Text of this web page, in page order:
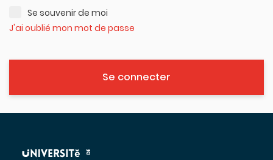
Se souvenir de moi
J'ai oublié mon mot de passe
Se connecter